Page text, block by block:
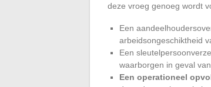
deze vroeg genoeg wordt
Een
arbeidsongeschiktheid
Een
waarborgen in geval
Een operationeel